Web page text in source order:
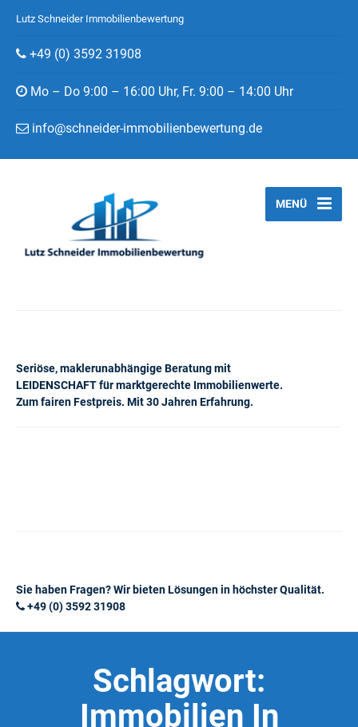
Lutz Schneider Immobilienbewertung
+49 (0) 3592 31908
Mo – Do 9:00 – 16:00 Uhr, Fr. 9:00 – 14:00 Uhr
info@schneider-immobilienbewertung.de
Seriöse, maklerunabhängige Beratung mit
LEIDENSCHAFT für marktgerechte Immobilienwerte.
Zum fairen Festpreis. Mit 30 Jahren Erfahrung.
MENÜ
Sie haben Fragen? Wir bieten Lösungen in höchster Qualität.
+49 (0) 3592 31908
Schlagwort:
Immobilien In